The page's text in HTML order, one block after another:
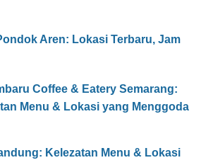
Aren: Lokasi Terbaru, Jam
Coffee & Eatery Semarang:
Menu & Lokasi yang Menggoda
Kelezatan Menu & Lokasi